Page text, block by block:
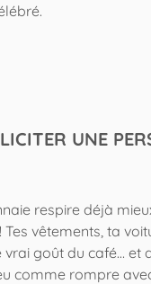
UNE
respire déjà
vêtements, ta
goût du café… et
comme rompre